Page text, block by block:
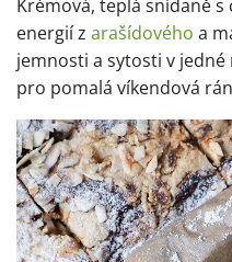
Krémová, teplá snídaně
energií z arašídového a
jemnosti a sytosti v
pro pomalá víkendová